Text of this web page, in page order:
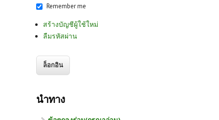
Remember me
สร้างบัญชีผู้ใช้ใหม่
ลืมรหัสผ่าน
นำทาง